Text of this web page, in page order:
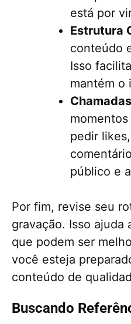
está por
Estrutura
conteúdo
Isso
mantém o
pedir
público e
Por fim, revise seu
gravação. Isso
que podem ser
você esteja
conteúdo de
Buscando